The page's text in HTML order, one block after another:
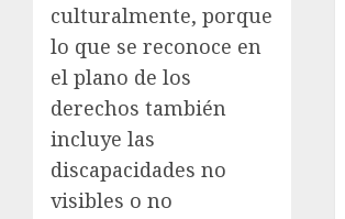
culturalmente, porque
lo que se reconoce en
el plano de los
derechos también
incluye las
discapacidades no
visibles o no